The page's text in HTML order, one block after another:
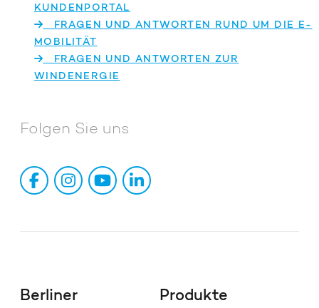
KUNDENPORTAL
FRAGEN UND ANTWORTEN RUND UM DIE E-
MOBILITÄT
FRAGEN UND ANTWORTEN ZUR
WINDENERGIE
Folgen Sie uns
Berliner
Produkte